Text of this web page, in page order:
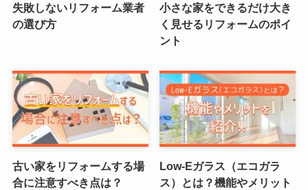
失敗しないリフォーム業者
の選び方
小さな家をできるだけ大き
く見せるリフォームのポイ
ント
古い家をリフォームする場
合に注意すべき点は？
Low-Eガラス（エコガラ
ス）とは？機能やメリット